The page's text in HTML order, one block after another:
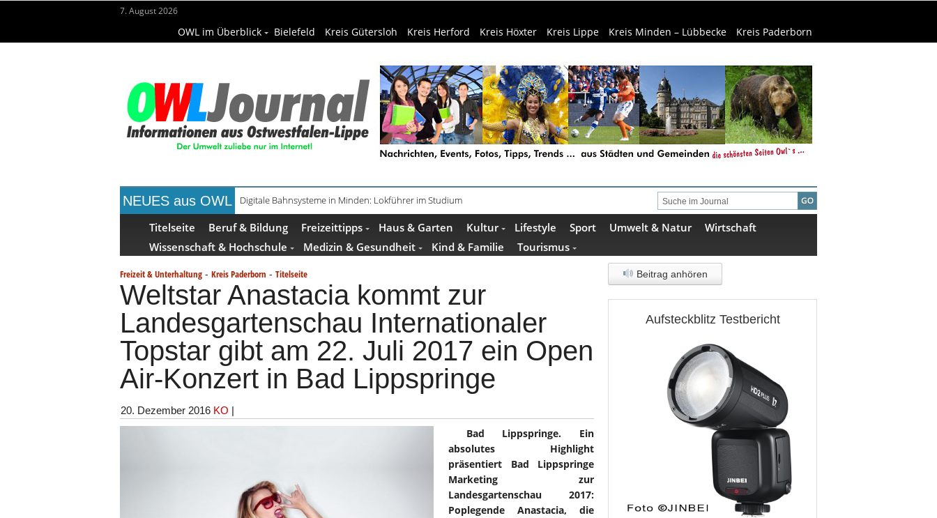
7. August 2026
OWL im Überblick Bielefeld Kreis Gütersloh Kreis Herford Kreis Höxter Kreis Lippe Kreis Minden – Lübbecke Kreis Paderborn
NEUES aus OWL Waldbrandgefahr beim Camping: Das sollten Reisende beachten
Titelseite Beruf & Bildung Freizeittipps Haus & Garten Kultur Lifestyle Sport Umwelt & Natur
Wirtschaft
Wissenschaft & Hochschule
Medizin & Gesundheit Kind & Familie Tourismus
Freizeit & Unterhaltung - Kreis Paderborn - Titelseite
Weltstar Anastacia kommt zur
Landesgartenschau Internationaler
Topstar gibt am 22. Juli 2017 ein Open
Air-Konzert in Bad Lippspringe
20. Dezember 2016 KO |
Bad Lippspringe. Ein
absolutes Highlight
präsentiert Bad Lippspringe
Marketing zur
Landesgartenschau 2017:
Poplegende Anastacia, die
Beitrag anhören
Aufsteckblitz Testbericht